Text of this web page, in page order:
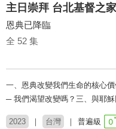
主日崇拜 台北基督之家
恩典已降臨
全 52 集
一、恩典改變我們生命的核心
─ 我們渴望改變嗎？三、與耶穌
2023 台灣 普遍級